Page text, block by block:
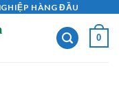
HÀNG ĐẦU
0